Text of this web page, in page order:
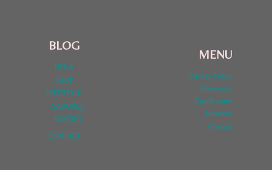
BLOG
HOLA
SHOP
LYFESTYLE
SABORES
DINERO
CONTACT
MENU
Privacy Policy
Términos y
Condiciones
Nosotros
Contact